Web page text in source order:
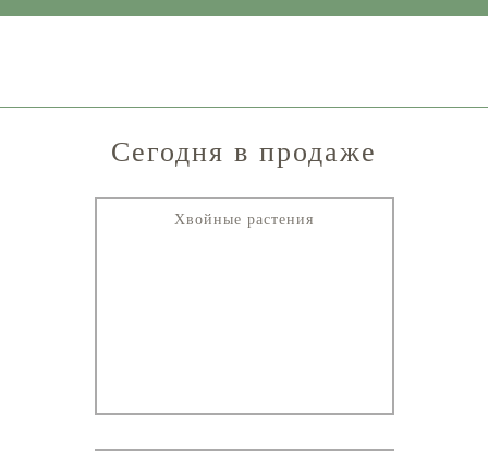
Сегодня в продаже
Хвойные растения